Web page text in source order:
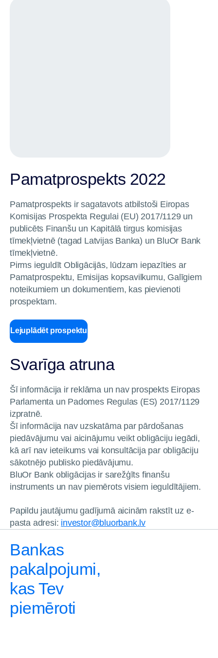
Pamatprospekts 2022
Pamatprospekts ir sagatavots atbilstoši Eiropas
Komisijas Prospekta Regulai (EU) 2017/1129 un
publicēts Finanšu un Kapitālā tirgus komisijas
tīmekļvietnē (tagad Latvijas Banka) un BluOr Bank
tīmekļvietnē.
Pirms ieguldīt Obligācijās, lūdzam iepazīties ar
Pamatprospektu, Emisijas kopsavilkumu, Galīgiem
noteikumiem un dokumentiem, kas pievienoti
prospektam.
Lejuplādēt prospektu
Svarīga atruna
Šī informācija ir reklāma un nav prospekts Eiropas
Parlamenta un Padomes Regulas (ES) 2017/1129
izpratnē.
Šī informācija nav uzskatāma par pārdošanas
piedāvājumu vai aicinājumu veikt obligāciju iegādi,
kā arī nav ieteikums vai konsultācija par obligāciju
sākotnējo publisko piedāvājumu.
BluOr Bank obligācijas ir sarežģīts finanšu
instruments un nav piemērots visiem ieguldītājiem.
Papildu jautājumu gadījumā aicinām rakstīt uz e-
pasta adresi: investor@bluorbank.lv
Bankas
pakalpojumi,
kas Tev
piemēroti